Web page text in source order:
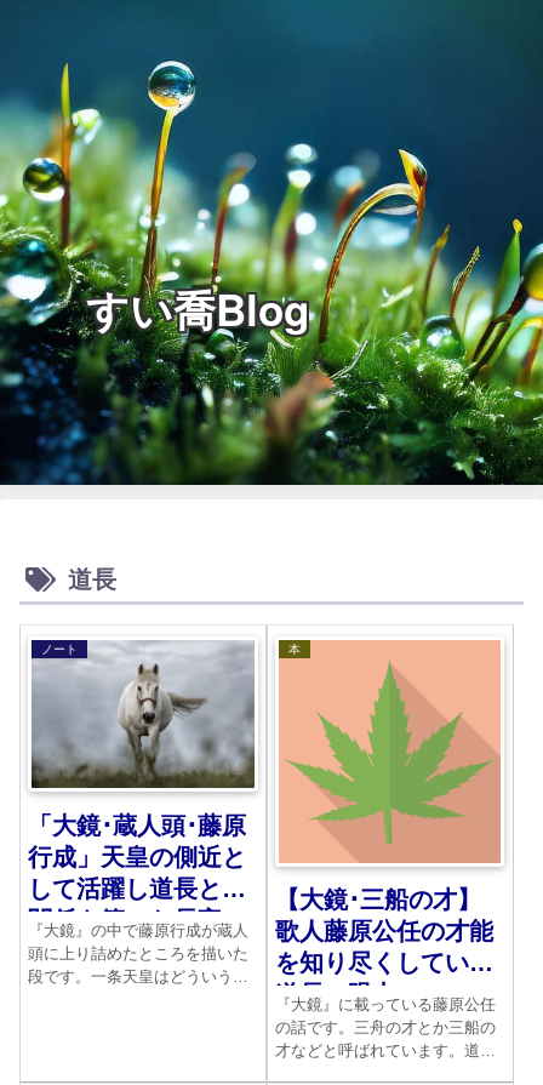
すい喬Blog
道長
ノート
「大鏡･蔵人頭･藤原
行成」天皇の側近と
して活躍し道長との
関係を築いた長官
『大鏡』の中で藤原行成が蔵人
頭に上り詰めたところを描いた
段です。一条天皇はどういう理
本
【大鏡･三船の才】
歌人藤原公任の才能
を知り尽くしていた
道長の眼力
『大鏡』に載っている藤原公任
の話です。三舟の才とか三船の
才などと呼ばれています。道長